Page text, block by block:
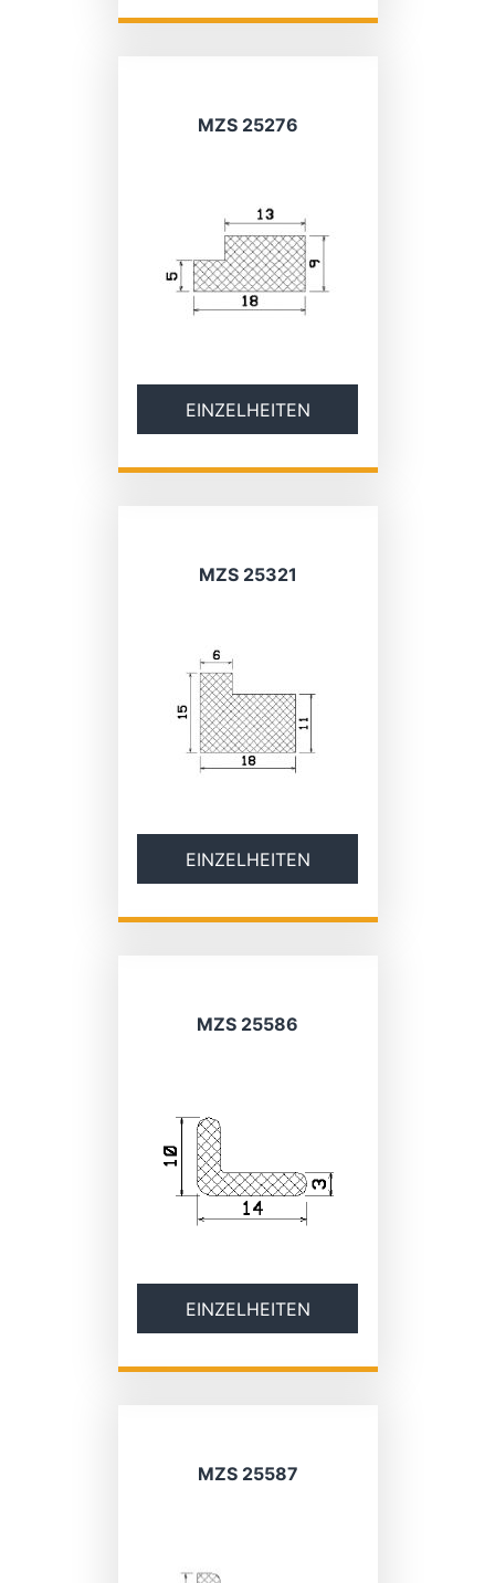
MZS 25276
EINZELHEITEN
MZS 25321
EINZELHEITEN
MZS 25586
EINZELHEITEN
MZS 25587